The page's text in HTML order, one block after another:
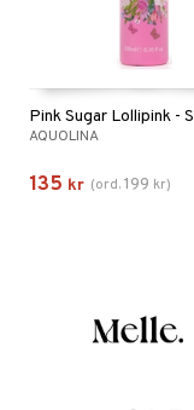
AQUOLINA
135 kr (ord.199 kr)